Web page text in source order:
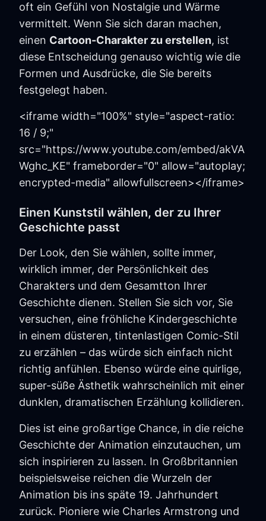
oft ein Gefühl von Nostalgie und Wärme
vermittelt. Wenn Sie sich daran machen,
einen Cartoon-Charakter zu erstellen, ist
diese Entscheidung genauso wichtig wie die
Formen und Ausdrücke, die Sie bereits
festgelegt haben.
<iframe width="100%" style="aspect-ratio:
16 / 9;"
src="https://www.youtube.com/embed/akVA
Wghc_KE" frameborder="0" allow="autoplay;
encrypted-media" allowfullscreen></iframe>
Einen Kunststil wählen, der zu Ihrer
Geschichte passt
Der Look, den Sie wählen, sollte immer,
wirklich immer, der Persönlichkeit des
Charakters und dem Gesamtton Ihrer
Geschichte dienen. Stellen Sie sich vor, Sie
versuchen, eine fröhliche Kindergeschichte
in einem düsteren, tintenlastigen Comic-Stil
zu erzählen – das würde sich einfach nicht
richtig anfühlen. Ebenso würde eine quirlige,
super-süße Ästhetik wahrscheinlich mit einer
dunklen, dramatischen Erzählung kollidieren.
Dies ist eine großartige Chance, in die reiche
Geschichte der Animation einzutauchen, um
sich inspirieren zu lassen. In Großbritannien
beispielsweise reichen die Wurzeln der
Animation bis ins späte 19. Jahrhundert
zurück. Pioniere wie Charles Armstrong und